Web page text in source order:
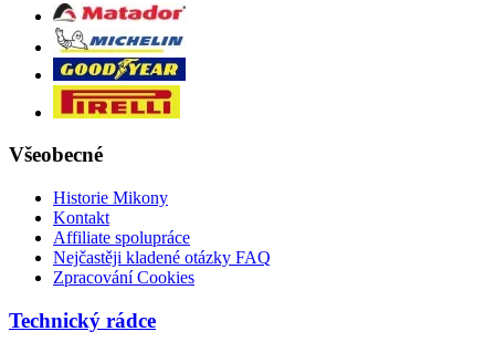
Všeobecné
Historie Mikony
Kontakt
Affiliate spolupráce
Nejčastěji kladené otázky FAQ
Zpracování Cookies
Technický rádce